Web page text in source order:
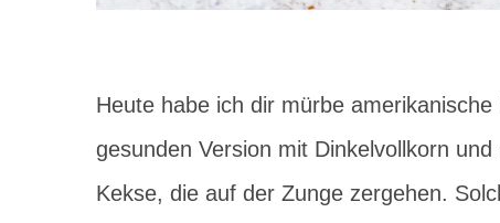
Heute habe ich dir mürbe
gesunden Version mit Dinkelvollkorn
Kekse, die auf der Zunge zergehen.